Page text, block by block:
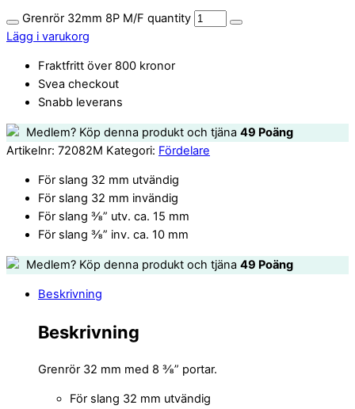
Grenrör 32mm 8P M/F quantity
Lägg i varukorg
Fraktfritt över 800 kronor
Svea checkout
Snabb leverans
Medlem? Köp denna produkt och tjäna 49 Poäng
Artikelnr: 72082M Kategori: Fördelare
För slang 32 mm utvändig
För slang 32 mm invändig
För slang ⅜” utv. ca. 15 mm
För slang ⅜” inv. ca. 10 mm
Medlem? Köp denna produkt och tjäna 49 Poäng
Beskrivning
Beskrivning
Grenrör 32 mm med 8 ⅜” portar.
För slang 32 mm utvändig